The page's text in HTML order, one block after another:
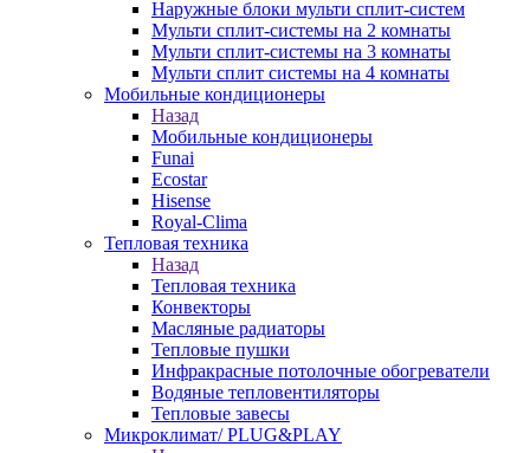
Наружные блоки мульти сплит-систем
Мульти сплит-системы на 2 комнаты
Мульти сплит-системы на 3 комнаты
Мульти сплит системы на 4 комнаты
Мобильные кондиционеры
Назад
Мобильные кондиционеры
Funai
Ecostar
Hisense
Royal-Clima
Тепловая техника
Назад
Тепловая техника
Конвекторы
Масляные радиаторы
Тепловые пушки
Инфракрасные потолочные обогреватели
Водяные тепловентиляторы
Тепловые завесы
Микроклимат/ PLUG&PLAY